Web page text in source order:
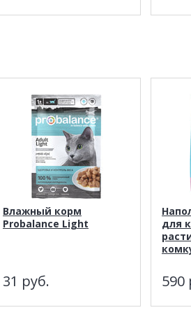
Влажный корм
Probalance Light
31 руб.
для
590